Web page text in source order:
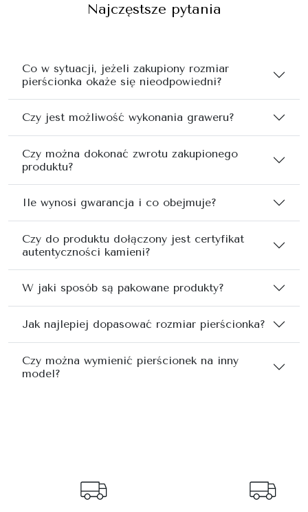
Najczęstsze pytania
Co w sytuacji, jeżeli zakupiony rozmiar
pierścionka okaże się nieodpowiedni?
Czy jest możliwość wykonania graweru?
Czy można dokonać zwrotu zakupionego
produktu?
Ile wynosi gwarancja i co obejmuje?
Czy do produktu dołączony jest certyfikat
autentyczności kamieni?
W jaki sposób są pakowane produkty?
Jak najlepiej dopasować rozmiar pierścionka?
Czy można wymienić pierścionek na inny
model?